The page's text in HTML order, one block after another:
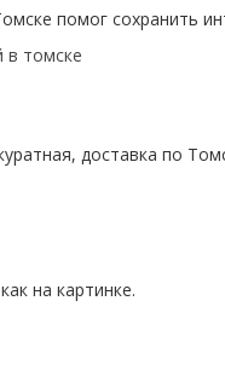
помог сохранить
в томске
доставка по
на картинке.